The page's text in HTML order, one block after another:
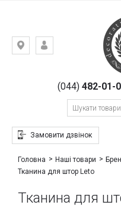
Київ,
Гоголівська,(044)482-01-
Замовити дзвінок
Головна Наші товари
Тканина для штор Leto
Тканина для